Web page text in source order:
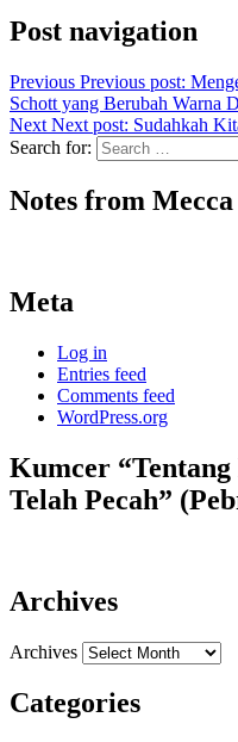
Post navigation
Previous Previous post:
Schott yang Berubah Warna
Next Next post: Sudahkah
Search for:
Notes from
Meta
Log in
Entries feed
Comments feed
WordPress.org
Kumcer
Telah Pecah”
Archives
Archives
Categories